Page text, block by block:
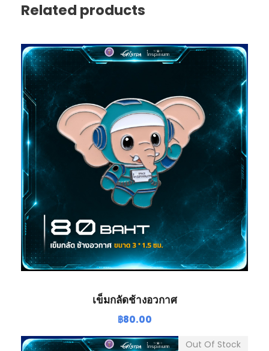
Related products
เข็มกลัดช้างอวกาศ
฿80.00
Out Of Stock